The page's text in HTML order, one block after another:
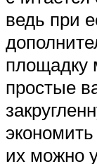
ведь при
площадку
простые
их можно